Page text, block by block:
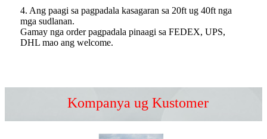
4. Ang paagi sa pagpadala kasagaran sa 20ft ug 40ft nga
mga sudlanan.
Gamay nga order pagpadala pinaagi sa FEDEX, UPS,
DHL mao ang welcome.
Kompanya ug Kustomer